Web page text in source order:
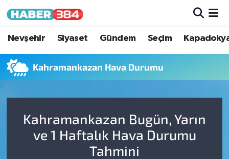
Nevşehir Siyaset Gündem Seçim
Kahramankazan Hava Durumu
Kahramankazan Bugün, Yarın
ve 1 Haftalık Hava Durumu
Tahmini
Nöbetçi Eczaneler
Hava Durumu
Süper Lig Puan Durumu ve Fikstür
Tüm Manşetler